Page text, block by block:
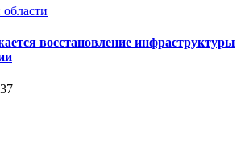
восстановление инфраструктуры